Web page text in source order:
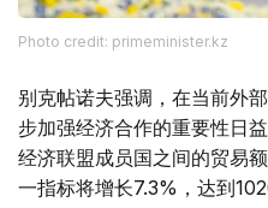
Photo credit: primeminister.kz
别克帖诺夫强调，在当前外
步加强经济合作的重要性日
经济联盟成员国之间的贸易
一指标将增长7.3%，达到